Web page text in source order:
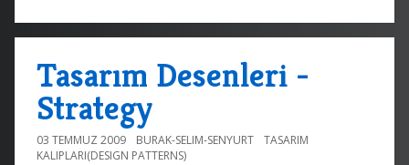
Tasarım Desenleri -
Strategy
03 TEMMUZ 2009 BURAK-SELIM-SENYURT
TASARIM
KALIPLARI(DESIGN PATTERNS)